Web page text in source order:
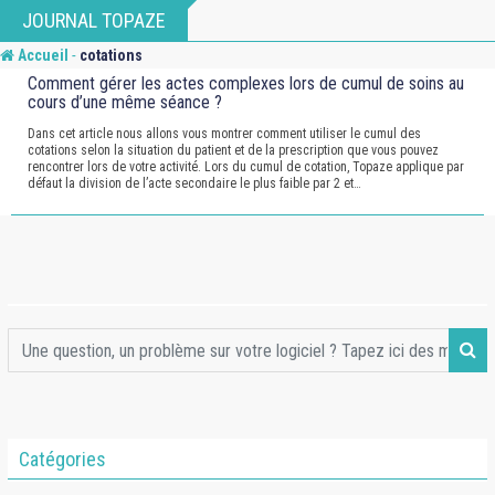
to
content
JOURNAL TOPAZE
Accueil - cotations
Comment gérer les actes complexes lors de cumul de soins au
cours d’une même séance ?
Dans cet article nous allons vous montrer comment utiliser le cumul des
cotations selon la situation du patient et de la prescription que vous pouvez
rencontrer lors de votre activité. Lors du cumul de cotation, Topaze applique par
défaut la division de l’acte secondaire le plus faible par 2 et…
Catégories